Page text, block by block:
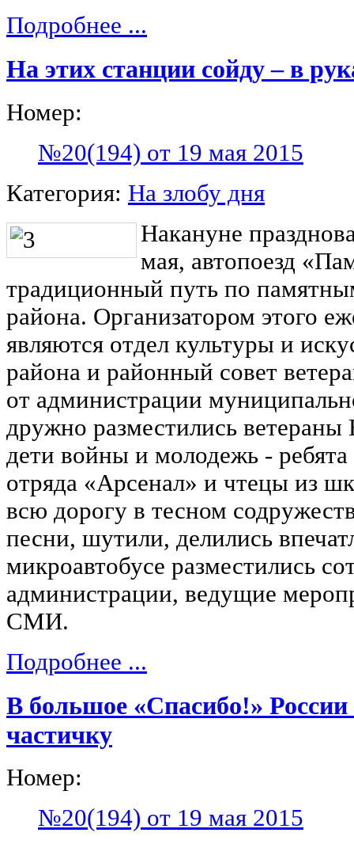
Подробнее ...
На этих станции сойду – в
Номер:
№20(194) от 19 мая 2015
Категория: На злобу дня
Накануне
мая, автопоезд
традиционный путь по
района. Организатором этого
являются отдел культуры и
района и районный совет
от администрации
дружно разместились
дети войны и молодежь -
отряда «Арсенал» и чтецы из
всю дорогу в тесном
песни, шутили, делились
микроавтобусе разместились
администрации, ведущие
СМИ.
Подробнее ...
В большое «Спасибо!»
частичку
Номер:
№20(194) от 19 мая 2015